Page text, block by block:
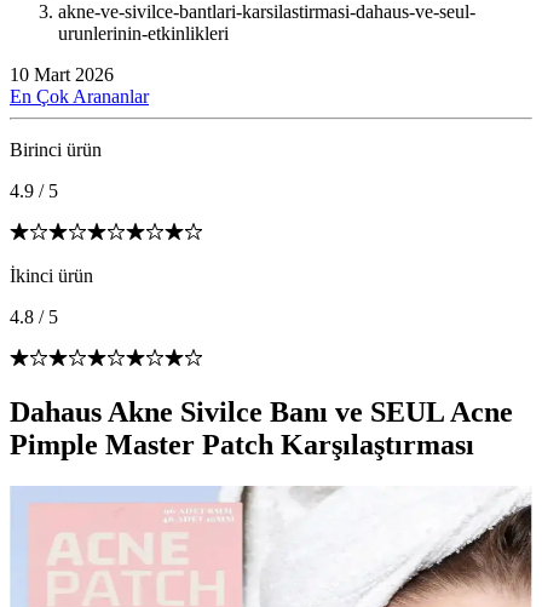
akne-ve-sivilce-bantlari-karsilastirmasi-dahaus-ve-seul-
urunlerinin-etkinlikleri
10 Mart 2026
En Çok Arananlar
Birinci ürün
4.9 / 5
İkinci ürün
4.8 / 5
Dahaus Akne Sivilce Banı ve SEUL Acne
Pimple Master Patch Karşılaştırması